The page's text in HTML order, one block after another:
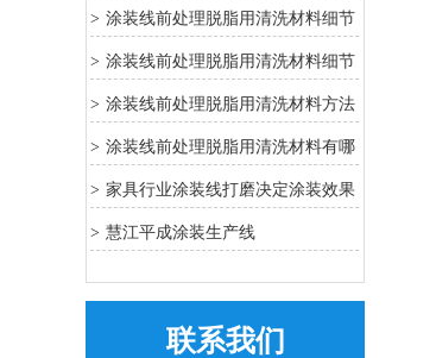
6> 涂装线前处理脱脂用清洗材料细节
4> 涂装线前处理脱脂用清洗材料细节
3> 涂装线前处理脱脂用清洗材料方法
2> 涂装线前处理脱脂用清洗材料有哪
些方法
> 家具行业涂装线打磨决定涂装效果
关键工序
> 慧江平成涂装生产线
联系我们